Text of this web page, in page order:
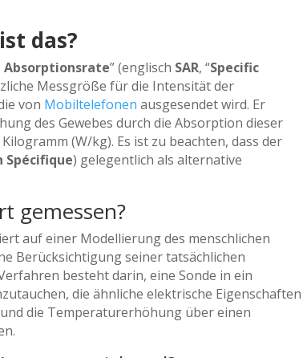
das?
Absorptionsrate” (englisch SAR, “Specific
Messgröße für die Intensität der
von Mobiltelefonen ausgesendet wird. Er
des Gewebes durch die Absorption dieser
(W/kg). Es ist zu beachten, dass der
Spécifique) gelegentlich als alternative
gemessen?
auf einer Modellierung des menschlichen
Berücksichtigung seiner tatsächlichen
besteht darin, eine Sonde in ein
die ähnliche elektrische Eigenschaften
die Temperaturerhöhung über einen